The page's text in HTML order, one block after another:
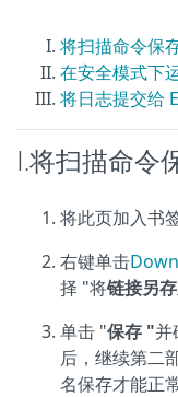
将扫描命令保
在安全模式下
将日志提交给
I.将扫描命令
将此页加入书签
右键单击
择 "将链接另
单击 "保存 "并
后，继续第二
名保存才能正